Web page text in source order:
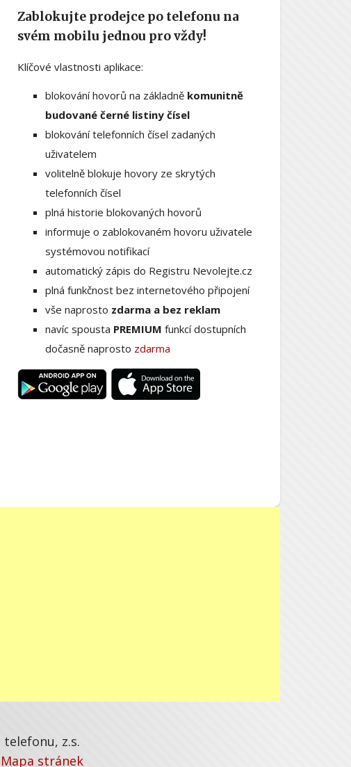
Zablokujte prodejce po telefonu na
svém mobilu jednou pro vždy!
Klíčové vlastnosti aplikace:
blokování hovorů na základně komunitně
budované černé listiny čísel
blokování telefonních čísel zadaných
uživatelem
volitelně blokuje hovory ze skrytých
telefonních čísel
plná historie blokovaných hovorů
informuje o zablokovaném hovoru uživatele
systémovou notifikací
automatický zápis do Registru Nevolejte.cz
plná funkčnost bez internetového připojení
vše naprosto zdarma a bez reklam
navíc spousta PREMIUM funkcí dostupních
dočasně naprosto zdarma
z.s.
Mapa stránek